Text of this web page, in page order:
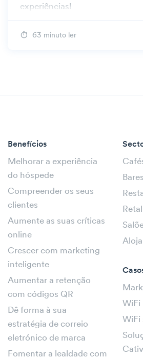
experiências!
63 minuto ler
Benefícios
Melhorar a experiência
do hóspede
Compreender os seus
clientes
Aumente as suas críticas
online
Crescer com marketing
inteligente
Aumentar a retenção
com códigos QR
Dê forma à sua
estratégia de correio
eletrónico de marca
Fomentar a lealdade com
WiFi
WiFi